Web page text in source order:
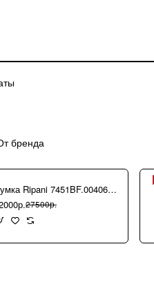
бренда
Сумка Ripani 7451BF.00406 Ecru/Sabbia
27500р.